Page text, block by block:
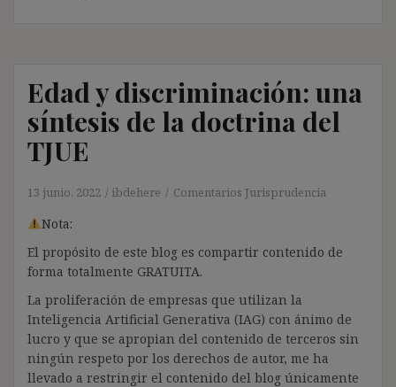
Edad y discriminación: una
síntesis de la doctrina del
TJUE
13 junio, 2022 ibdehere Comentarios Jurisprudencia
Nota:
El propósito de este blog es compartir contenido de
forma totalmente GRATUITA.
La proliferación de empresas que utilizan la
Inteligencia Artificial Generativa (IAG) con ánimo de
lucro y que se apropian del contenido de terceros sin
ningún respeto por los derechos de autor, me ha
llevado a restringir el contenido del blog únicamente